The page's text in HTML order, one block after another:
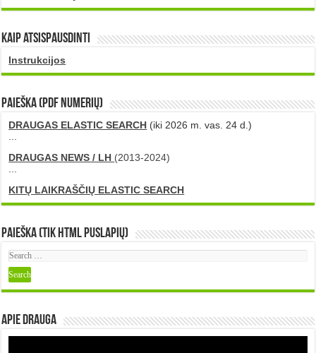
Kaip atsispausdinti
Instrukcijos
PAIEŠKA (PDF numerių)
DRAUGAS ELASTIC SEARCH (iki 2026 m. vas. 24 d.)
...
DRAUGAS NEWS / LH (2013-2024)
...
KITŲ LAIKRAŠČIŲ ELASTIC SEARCH
Paieška (tik HTML puslapių)
Apie DRAUGA